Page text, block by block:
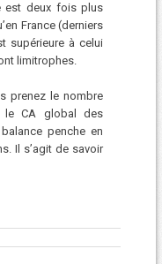
est deux fois plus
France (derniers
supérieure à celui
limitrophes.
prenez le nombre
le CA global des
penche en
Il s’agit de savoir